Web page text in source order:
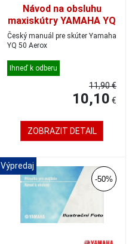
Návod na obsluhu
maxiskútry YAMAHA YQ
50, český
Český manuál pre skúter Yamaha
YQ 50 Aerox
Ihneď k odberu
11,90 €
10,10 €
ZOBRAZIT DETAIL
Výpredaj
-50%